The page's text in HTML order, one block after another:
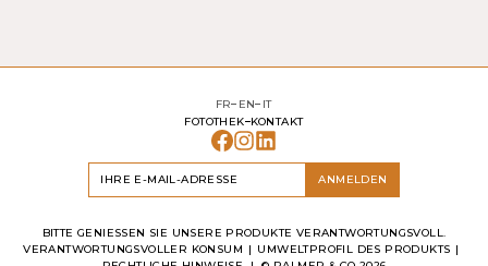
ANMELDEN
FOTOTHEK KONTAKT
FR EN IT
BITTE GENIESSEN SIE UNSERE PRODUKTE VERANTWORTUNGSVOLL.
VERANTWORTUNGSVOLLER KONSUM
UMWELTPROFIL DES PRODUKTS